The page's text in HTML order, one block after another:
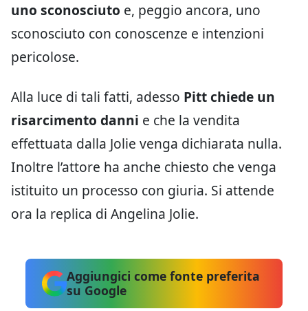
uno sconosciuto e, peggio ancora, uno
sconosciuto con conoscenze e intenzioni
pericolose.
Alla luce di tali fatti, adesso Pitt chiede un
risarcimento danni e che la vendita
effettuata dalla Jolie venga dichiarata nulla.
Inoltre l’attore ha anche chiesto che venga
istituito un processo con giuria. Si attende
ora la replica di Angelina Jolie.
Aggiungici come fonte preferita
su Google